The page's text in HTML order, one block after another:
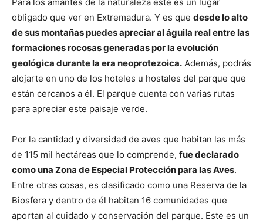
obligado que ver en Extremadura. Y es que desde lo alto
de sus montañas puedes apreciar al águila real entre las
formaciones rocosas generadas por la evolución
geológica durante la era neoprotezoica. Además, podrás
alojarte en uno de los hoteles u hostales del parque que
están cercanos a él. El parque cuenta con varias rutas
para apreciar este paisaje verde.
Por la cantidad y diversidad de aves que habitan las más
de 115 mil hectáreas que lo comprende, fue declarado
como una Zona de Especial Protección para las Aves.
Entre otras cosas, es clasificado como una Reserva de la
Biosfera y dentro de él habitan 16 comunidades que
aportan al cuidado y conservación del parque. Este es un